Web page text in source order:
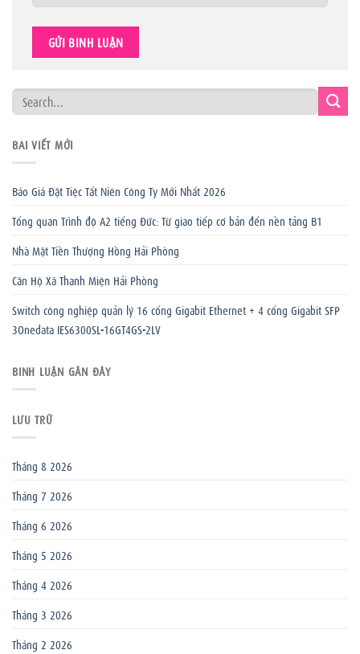
BÀI VIẾT MỚI
Báo Giá Đặt Tiệc Tất Niên Công Ty Mới Nhất 2026
Tổng quan Trình độ A2 tiếng Đức: Từ giao tiếp cơ bản đến nền tảng B1
Nhà Mặt Tiền Thượng Hồng Hải Phòng
Căn Hộ Xã Thanh Miện Hải Phòng
Switch công nghiệp quản lý 16 cổng Gigabit Ethernet + 4 cổng Gigabit SFP
3Onedata IES6300SL-16GT4GS-2LV
BÌNH LUẬN GẦN ĐÂY
LƯU TRỮ
Tháng 8 2026
Tháng 7 2026
Tháng 6 2026
Tháng 5 2026
Tháng 4 2026
Tháng 3 2026
Tháng 2 2026